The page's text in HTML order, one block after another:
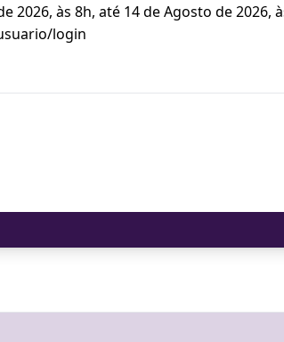
2026, às 8h, até 14 de Agosto de
login